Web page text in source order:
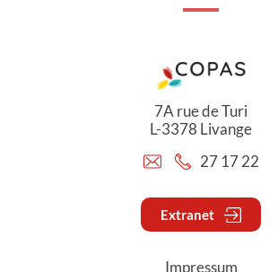
7A rue de Turi
L-3378 Livange
27 17 22
Extranet
Impressum